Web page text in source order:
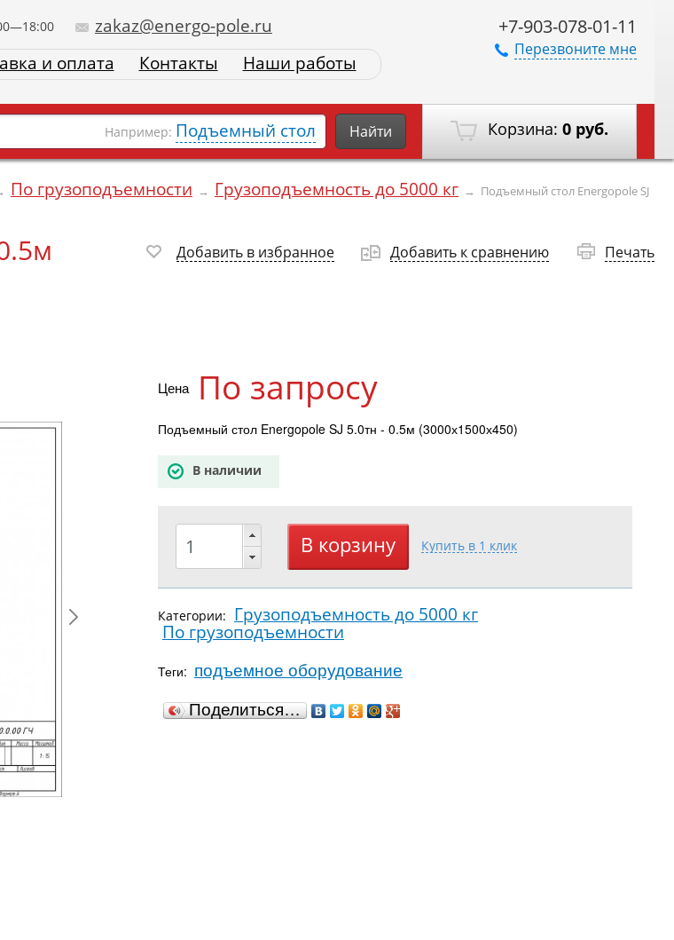
+7-903-078-01-11
Перезвоните мне
zakaz@energo-pole.ru
и оплата Контакты Наши работы
Корзина: 0 руб.
Например: Подъемный стол Найти
По грузоподъемности → Грузоподъемность до 5000 кг → Подъемный стол Energopole SJ
Добавить в избранное Добавить к сравнению Печать
Цена По запросу
Подъемный стол Energopole SJ 5.0тн - 0.5м (3000х1500х450)
В наличии
Категории: Грузоподъемность до 5000 кг
По грузоподъемности
Теги: подъемное оборудование
Поделиться…